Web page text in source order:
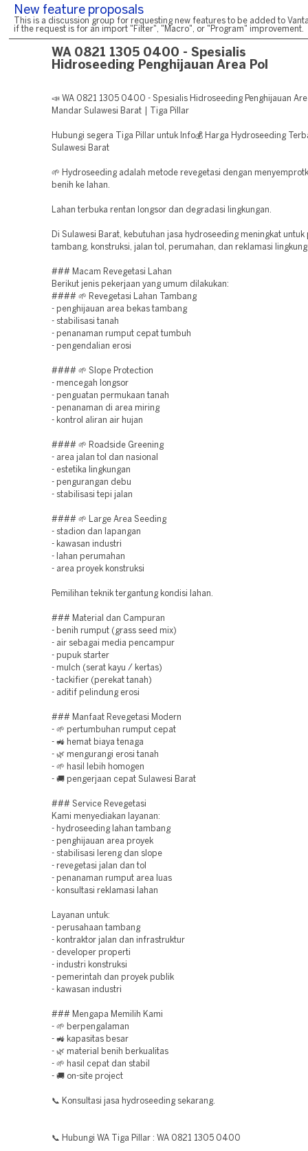
New feature proposals
This is a discussion group for requesting new features to be added to
if the request is for an import "Filter", "Macro", or "Program" improvement.
WA 0821 1305 0400 - Spesialis
Hidroseeding Penghijauan Area Pol
📣 WA 0821 1305 0400 - Spesialis Hidroseeding Penghijauan
Mandar Sulawesi Barat | Tiga Pillar
Hubungi segera Tiga Pillar untuk Info💰 Harga Hydroseeding
Sulawesi Barat
🌱 Hydroseeding adalah metode revegetasi dengan
benih ke lahan.
Lahan terbuka rentan longsor dan degradasi lingkungan.
Di Sulawesi Barat, kebutuhan jasa hydroseeding meningkat untuk
tambang, konstruksi, jalan tol, perumahan, dan reklamasi
### Macam Revegetasi Lahan
Berikut jenis pekerjaan yang umum dilakukan:
#### 🌱 Revegetasi Lahan Tambang
- penghijauan area bekas tambang
- stabilisasi tanah
- penanaman rumput cepat tumbuh
- pengendalian erosi
#### 🌱 Slope Protection
- mencegah longsor
- penguatan permukaan tanah
- penanaman di area miring
- kontrol aliran air hujan
#### 🌱 Roadside Greening
- area jalan tol dan nasional
- estetika lingkungan
- pengurangan debu
- stabilisasi tepi jalan
#### 🌱 Large Area Seeding
- stadion dan lapangan
- kawasan industri
- lahan perumahan
- area proyek konstruksi
Pemilihan teknik tergantung kondisi lahan.
### Material dan Campuran
- benih rumput (grass seed mix)
- air sebagai media pencampur
- pupuk starter
- mulch (serat kayu / kertas)
- tackifier (perekat tanah)
- aditif pelindung erosi
### Manfaat Revegetasi Modern
- 🌱 pertumbuhan rumput cepat
- 🚜 hemat biaya tenaga
- 🌿 mengurangi erosi tanah
- 🌱 hasil lebih homogen
- 🚚 pengerjaan cepat Sulawesi Barat
### Service Revegetasi
Kami menyediakan layanan:
- hydroseeding lahan tambang
- penghijauan area proyek
- stabilisasi lereng dan slope
- revegetasi jalan dan tol
- penanaman rumput area luas
- konsultasi reklamasi lahan
Layanan untuk:
- perusahaan tambang
- kontraktor jalan dan infrastruktur
- developer properti
- industri konstruksi
- pemerintah dan proyek publik
- kawasan industri
### Mengapa Memilih Kami
- 🌱 berpengalaman
- 🚜 kapasitas besar
- 🌿 material benih berkualitas
- 🌱 hasil cepat dan stabil
- 🚚 on-site project
📞 Konsultasi jasa hydroseeding sekarang.
📞 Hubungi WA Tiga Pillar : WA 0821 1305 0400